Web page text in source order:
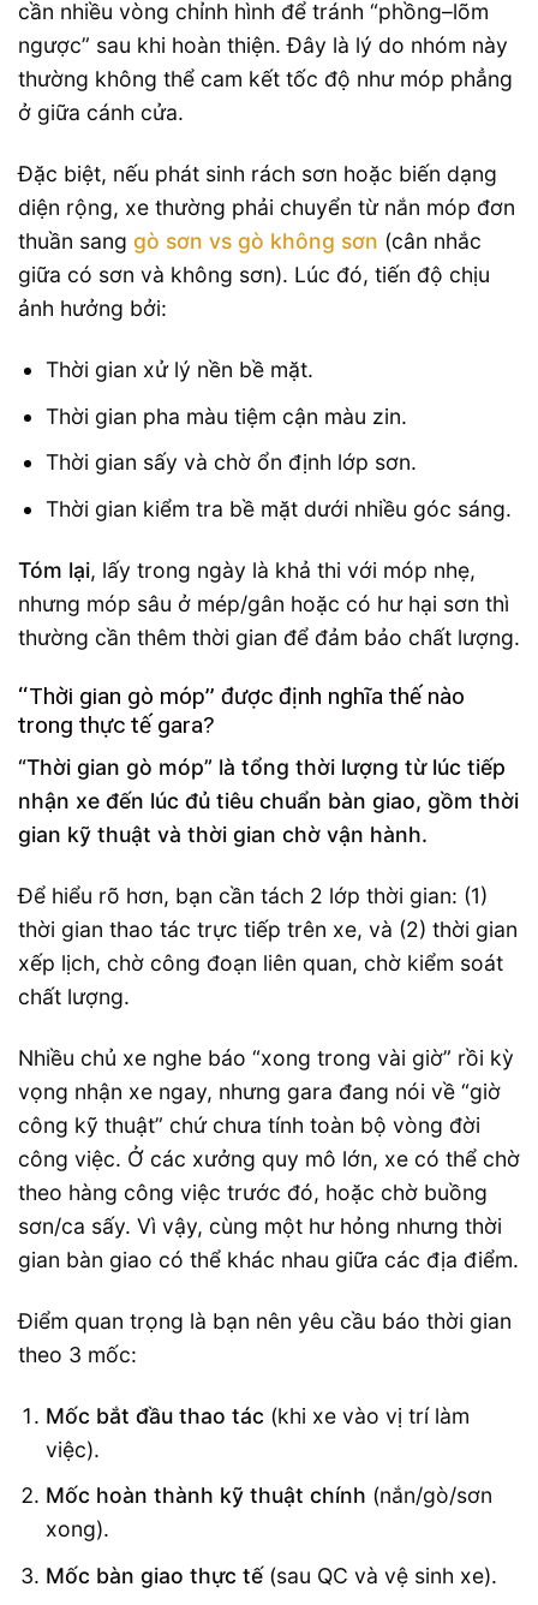
cần nhiều vòng chỉnh hình để tránh “phồng–lõm
ngược” sau khi hoàn thiện. Đây là lý do nhóm này
thường không thể cam kết tốc độ như móp phẳng
ở giữa cánh cửa.
Đặc biệt, nếu phát sinh rách sơn hoặc biến dạng
diện rộng, xe thường phải chuyển từ nắn móp đơn
thuần sang gò sơn vs gò không sơn (cân nhắc
giữa có sơn và không sơn). Lúc đó, tiến độ chịu
ảnh hưởng bởi:
Thời gian xử lý nền bề mặt.
Thời gian pha màu tiệm cận màu zin.
Thời gian sấy và chờ ổn định lớp sơn.
Thời gian kiểm tra bề mặt dưới nhiều góc sáng.
Tóm lại, lấy trong ngày là khả thi với móp nhẹ,
nhưng móp sâu ở mép/gân hoặc có hư hại sơn thì
thường cần thêm thời gian để đảm bảo chất lượng.
“Thời gian gò móp” được định nghĩa thế nào
trong thực tế gara?
“Thời gian gò móp” là tổng thời lượng từ lúc tiếp
nhận xe đến lúc đủ tiêu chuẩn bàn giao, gồm thời
gian kỹ thuật và thời gian chờ vận hành.
Để hiểu rõ hơn, bạn cần tách 2 lớp thời gian: (1)
thời gian thao tác trực tiếp trên xe, và (2) thời gian
xếp lịch, chờ công đoạn liên quan, chờ kiểm soát
chất lượng.
Nhiều chủ xe nghe báo “xong trong vài giờ” rồi kỳ
vọng nhận xe ngay, nhưng gara đang nói về “giờ
công kỹ thuật” chứ chưa tính toàn bộ vòng đời
công việc. Ở các xưởng quy mô lớn, xe có thể chờ
theo hàng công việc trước đó, hoặc chờ buồng
sơn/ca sấy. Vì vậy, cùng một hư hỏng nhưng thời
gian bàn giao có thể khác nhau giữa các địa điểm.
Điểm quan trọng là bạn nên yêu cầu báo thời gian
theo 3 mốc:
Mốc bắt đầu thao tác (khi xe vào vị trí làm
việc).
Mốc hoàn thành kỹ thuật chính (nắn/gò/sơn
xong).
Mốc bàn giao thực tế(sau QC và vệ sinh xe).